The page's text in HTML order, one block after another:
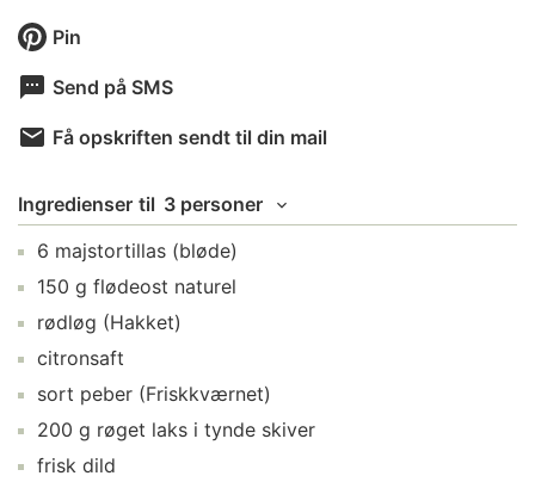
Pin
Send på SMS
Få opskriften sendt til din mail
Ingredienser til 3 personer
6 majstortillas (bløde)
150 g flødeost naturel
rødløg (Hakket)
citronsaft
sort peber (Friskkværnet)
200 g røget laks i tynde skiver
frisk dild